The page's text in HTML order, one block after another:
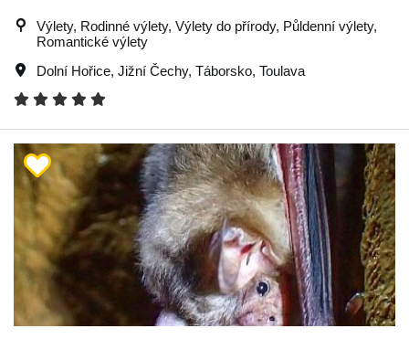
Výlety, Rodinné výlety, Výlety do přírody, Půldenní výlety,
Romantické výlety
Dolní Hořice, Jižní Čechy, Táborsko, Toulava